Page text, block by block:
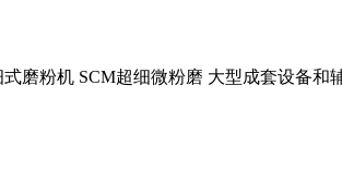
磨粉机 SCM超细微粉磨 大型成套设备